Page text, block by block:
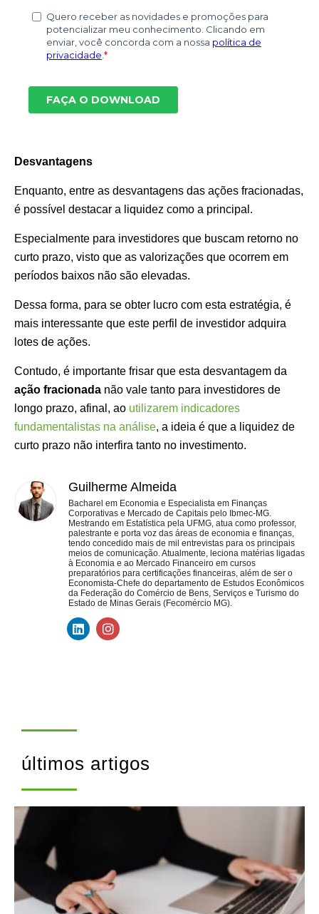
últimos artigos
Desvantagens
Enquanto, entre as desvantagens das ações fracionadas,
é possível destacar a liquidez como a principal.
Especialmente para investidores que buscam retorno no
curto prazo, visto que as valorizações que ocorrem em
períodos baixos não são elevadas.
Dessa forma, para se obter lucro com esta estratégia, é
mais interessante que este perfil de investidor adquira
lotes de ações.
Contudo, é importante frisar que esta desvantagem da
ação fracionada não vale tanto para investidores de
longo prazo, afinal, ao utilizarem indicadores
fundamentalistas na análise, a ideia é que a liquidez de
curto prazo não interfira tanto no investimento.
Guilherme Almeida
Bacharel em Economia e Especialista em Finanças
Corporativas e Mercado de Capitais pelo Ibmec-MG.
Mestrando em Estatística pela UFMG, atua como professor,
palestrante e porta voz das áreas de economia e finanças,
tendo concedido mais de mil entrevistas para os principais
meios de comunicação. Atualmente, leciona matérias ligadas
à Economia e ao Mercado Financeiro em cursos
preparatórios para certificações financeiras, além de ser o
Economista-Chefe do departamento de Estudos Econômicos
da Federação do Comércio de Bens, Serviços e Turismo do
Estado de Minas Gerais (Fecomércio MG).